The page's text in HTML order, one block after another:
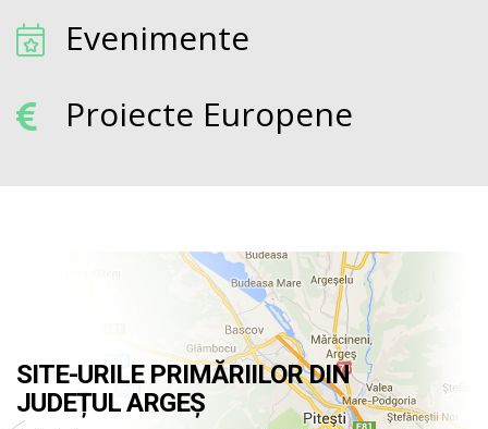
Evenimente
Proiecte Europene
SITE-URILE PRIMĂRIILOR DIN
JUDEȚUL ARGEȘ